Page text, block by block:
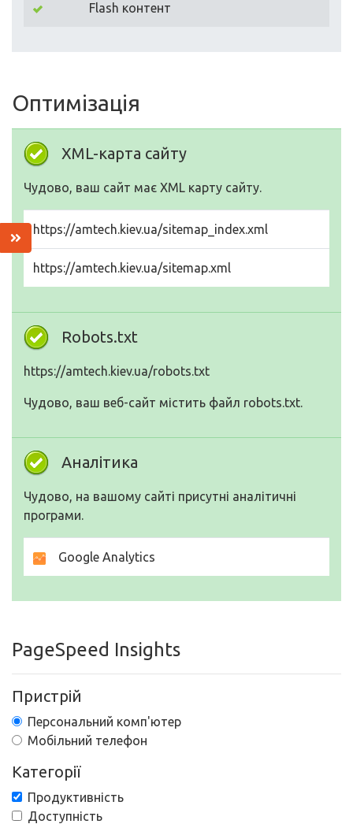
Flash контент
Оптимізація
XML-карта сайту
Чудово, ваш сайт має XML карту сайту.
https://amtech.kiev.ua/sitemap_index.xml
https://amtech.kiev.ua/sitemap.xml
Robots.txt
https://amtech.kiev.ua/robots.txt
Чудово, ваш веб-сайт містить файл robots.txt.
Аналітика
Чудово, на вашому сайті присутні аналітичні
програми.
Google Analytics
PageSpeed Insights
Пристрій
Персональний комп'ютер
Мобільний телефон
Категорії
Продуктивність
Доступність